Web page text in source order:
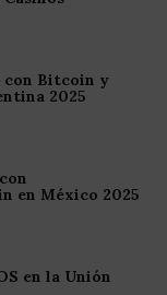
con Bitcoin y
2025
en México 2025
en la Unión